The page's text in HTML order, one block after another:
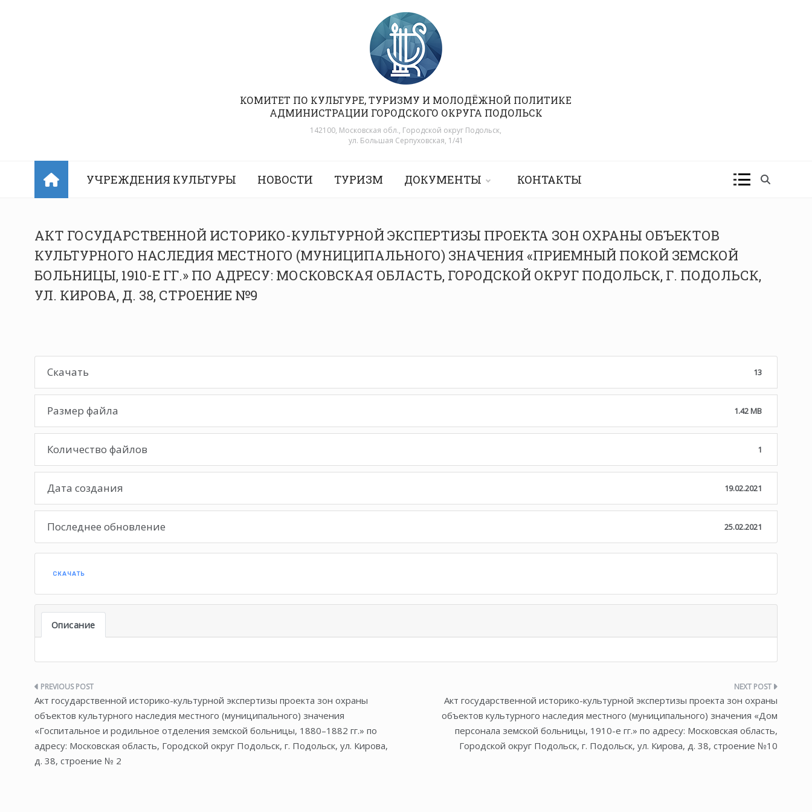
КОМИТЕТ ПО КУЛЬТУРЕ, ТУРИЗМУ И МОЛОДЁЖНОЙ ПОЛИТИКЕ
АДМИНИСТРАЦИИ ГОРОДСКОГО ОКРУГА ПОДОЛЬСК
142100, Московская обл., Городской округ Подольск,
ул. Большая Серпуховская, 1/41
УЧРЕЖДЕНИЯ КУЛЬТУРЫ НОВОСТИ ТУРИЗМ ДОКУМЕНТЫ КОНТАКТЫ
АКТ ГОСУДАРСТВЕННОЙ ИСТОРИКО-КУЛЬТУРНОЙ ЭКСПЕРТИЗЫ ПРОЕКТА ЗОН ОХРАНЫ ОБЪЕКТОВ
КУЛЬТУРНОГО НАСЛЕДИЯ МЕСТНОГО (МУНИЦИПАЛЬНОГО) ЗНАЧЕНИЯ «ПРИЕМНЫЙ ПОКОЙ ЗЕМСКОЙ
БОЛЬНИЦЫ, 1910-Е ГГ.» ПО АДРЕСУ: МОСКОВСКАЯ ОБЛАСТЬ, ГОРОДСКОЙ ОКРУГ ПОДОЛЬСК, Г. ПОДОЛЬСК,
УЛ. КИРОВА, Д. 38, СТРОЕНИЕ №9
Скачать 13
Размер файла 1.42 MB
Количество файлов 1
Дата создания 19.02.2021
Последнее обновление 25.02.2021
СКАЧАТЬ
Описание
Навигация
по
записям
Акт государственной историко-культурной экспертизы проекта зон охраны
объектов культурного наследия местного (муниципального) значения
«Госпитальное и родильное отделения земской больницы, 1880–1882 гг.» по
адресу: Московская область, Городской округ Подольск, г. Подольск, ул. Кирова,
д. 38, строение № 2
Акт государственной историко-культурной экспертизы проекта зон охраны
объектов культурного наследия местного (муниципального) значения «Дом
персонала земской больницы, 1910-е гг.» по адресу: Московская область,
Городской округ Подольск, г. Подольск, ул. Кирова, д. 38, строение №10